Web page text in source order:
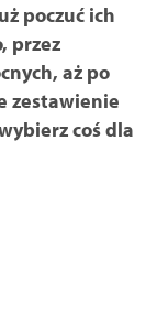
poczuć ich
przez
aż po
zestawienie
coś dla